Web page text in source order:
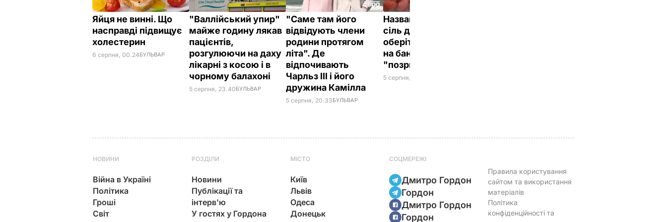
Яйця не винні. Що
насправді підвищує
холестерин
6 серпня, 00.24БУЛЬВАР
"Валлійський упир"
майже годину лякав
пацієнтів,
розгулюючи на даху
лікарні з косою і в
чорному балахоні
5 серпня, 23.40БУЛЬВАР
"Саме там його
відвідують члени
родини протягом
літа". Де
відпочивають
Чарльз III і його
дружина Камілла
5 серпня, 20.33БУЛЬВАР
Названа найкраща
сіль для консервації,
оберіть її – і кришки
на банках не
"позриває"
5 серпня, 19.25
НОВИНИ
Війна в Україні
Політика
Гроші
Світ
РОЗДІЛИ
Новини
Публікації та
інтерв'ю
У гостях у Гордона
МІСТО
Київ
Львів
Одеса
Донецьк
СОЦМЕРЕЖІ
Дмитро Гордон
Гордон
Дмитро Гордон
Гордон
Правила користування
сайтом та використання
матеріалів
Політика
конфіденційності та